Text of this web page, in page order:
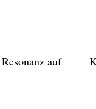
auf